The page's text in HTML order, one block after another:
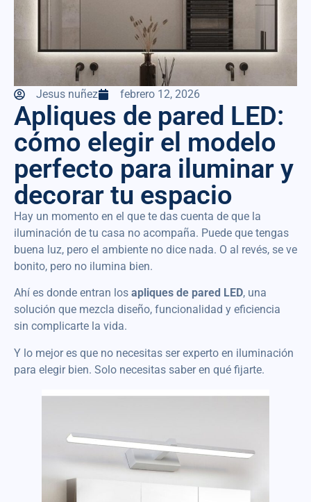
Jesus nuñez febrero 12, 2026
Apliques de pared LED:
cómo elegir el modelo
perfecto para iluminar y
decorar tu espacio
Hay un momento en el que te das cuenta de que la
iluminación de tu casa no acompaña. Puede que tengas
buena luz, pero el ambiente no dice nada. O al revés, se ve
bonito, pero no ilumina bien.
Ahí es donde entran los apliques de pared LED, una
solución que mezcla diseño, funcionalidad y eficiencia
sin complicarte la vida.
Y lo mejor es que no necesitas ser experto en iluminación
para elegir bien. Solo necesitas saber en qué fijarte.